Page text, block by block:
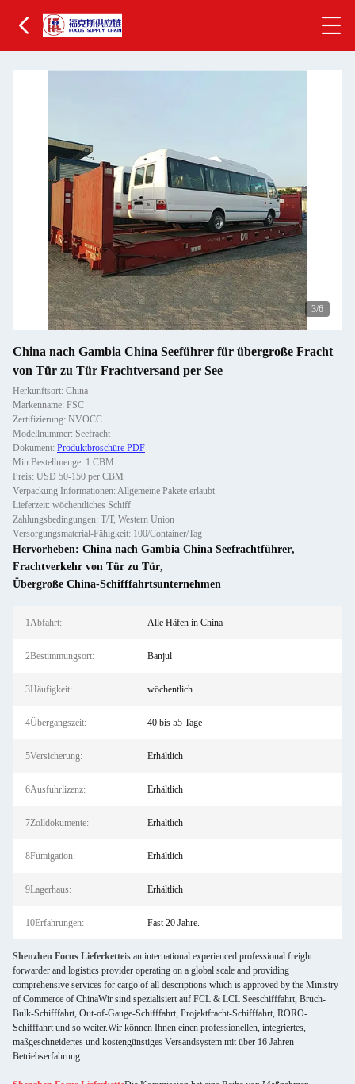
4/6
China nach Gambia China Seeführer für übergroße Fracht
von Tür zu Tür Frachtversand per See
Herkunftsort: China
Markenname: FSC
Zertifizierung: NVOCC
Modellnummer: Seefracht
Dokument: Produktbroschüre PDF
Min Bestellmenge: 1 CBM
Preis: USD 50-150 per CBM
Verpackung Informationen: Allgemeine Pakete erlaubt
Lieferzeit: wöchentliches Schiff
Zahlungsbedingungen: T/T, Western Union
Versorgungsmaterial-Fähigkeit: 100/Container/Tag
Hervorheben: China nach Gambia China Seefrachtführer,
Frachtverkehr von Tür zu Tür,
Übergroße China-Schifffahrtsunternehmen
1Abfahrt: Alle Häfen in China
2Bestimmungsort: Banjul
3Häufigkeit: wöchentlich
4Übergangszeit: 40 bis 55 Tage
5Versicherung: Erhältlich
6Ausfuhrlizenz: Erhältlich
7Zolldokumente: Erhältlich
8Fumigation: Erhältlich
9Lagerhaus: Erhältlich
10Erfahrungen: Fast 20 Jahre.
Shenzhen Focus Lieferketteis an international experienced professional freight
forwarder and logistics provider operating on a global scale and providing
comprehensive services for cargo of all descriptions which is approved by the Ministry
of Commerce of ChinaWir sind spezialisiert auf FCL & LCL Seeschifffahrt, Bruch-
Bulk-Schifffahrt, Out-of-Gauge-Schifffahrt, Projektfracht-Schifffahrt, RORO-
Schifffahrt und so weiter.Wir können Ihnen einen professionellen, integriertes,
maßgeschneidertes und kostengünstiges Versandsystem mit über 16 Jahren
Betriebserfahrung.